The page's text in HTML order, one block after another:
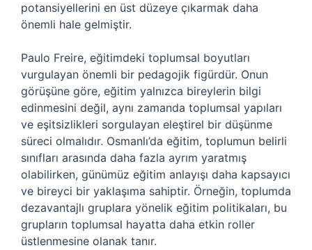
potansiyellerini en üst düzeye çıkarmak daha
önemli hale gelmiştir.
Paulo Freire, eğitimdeki toplumsal boyutları
vurgulayan önemli bir pedagojik figürdür. Onun
görüşüne göre, eğitim yalnızca bireylerin bilgi
edinmesini değil, aynı zamanda toplumsal yapıları
ve eşitsizlikleri sorgulayan eleştirel bir düşünme
süreci olmalıdır. Osmanlı’da eğitim, toplumun belirli
sınıfları arasında daha fazla ayrım yaratmış
olabilirken, günümüz eğitim anlayışı daha kapsayıcı
ve bireyci bir yaklaşıma sahiptir. Örneğin, toplumda
dezavantajlı gruplara yönelik eğitim politikaları, bu
grupların toplumsal hayatta daha etkin roller
üstlenmesine olanak tanır.